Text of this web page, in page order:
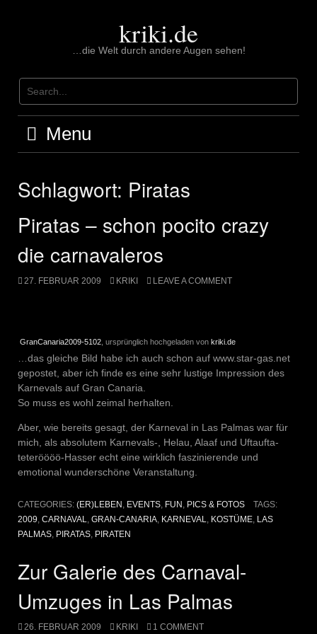
kriki.de
…die Welt durch andere Augen sehen!
Menu
Schlagwort: Piratas
Piratas – schon pocito crazy
die carnavaleros
27. FEBRUAR 2009 KRIKI LEAVE A COMMENT
GranCanaria2009-5102 , ursprünglich hochgeladen von kriki.de
…das gleiche Bild habe ich auch schon auf www.star-gas.net
gepostet, aber ich finde es eine sehr lustige Impression des
Karnevals auf Gran Canaria.
So muss es wohl zeimal herhalten.
Aber, wie bereits gesagt, der Karneval in Las Palmas war für
mich, als absolutem Karnevals-, Helau, Alaaf und Uftaufta-
teteröööö-Hasser echt eine wirklich faszinierende und
emotional wunderschöne Veranstaltung.
CATEGORIES: (ER)LEBEN EVENTS FUN PICS & FOTOS
TAGS:
2009 CARNAVAL GRAN-CANARIA KARNEVAL KOSTÜME LAS
PALMAS PIRATAS PIRATEN
Zur Galerie des Carnaval-
Umzuges in Las Palmas
26. FEBRUAR 2009 KRIKI 1 COMMENT